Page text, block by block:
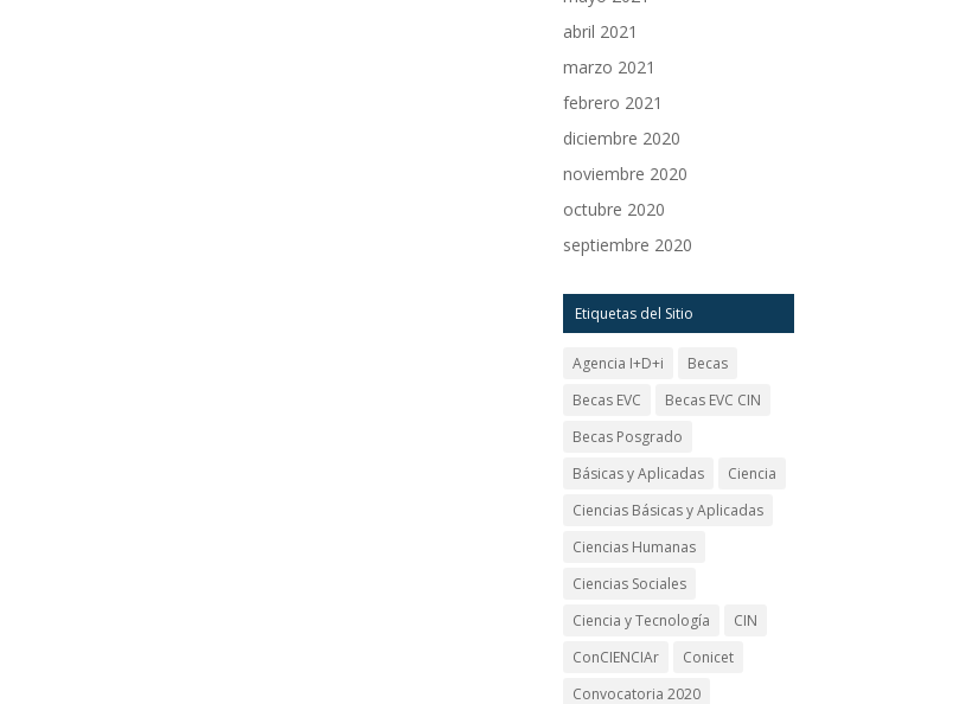
abril 2021
marzo 2021
febrero 2021
diciembre 2020
noviembre 2020
octubre 2020
septiembre 2020
Etiquetas del Sitio
Agencia I+D+i
Becas
Becas EVC
Becas EVC CIN
Becas Posgrado
Básicas y Aplicadas
Ciencia
Ciencias Básicas y Aplicadas
Ciencias Humanas
Ciencias Sociales
Ciencia y Tecnología
CIN
ConCIENCIAr
Conicet
Convocatoria 2020